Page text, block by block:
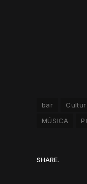
bar
MÚSICA
SHARE.